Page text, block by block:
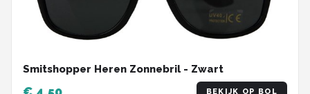
Smitshopper Heren Zonnebril - Zwart
BEKIJK OP BOL